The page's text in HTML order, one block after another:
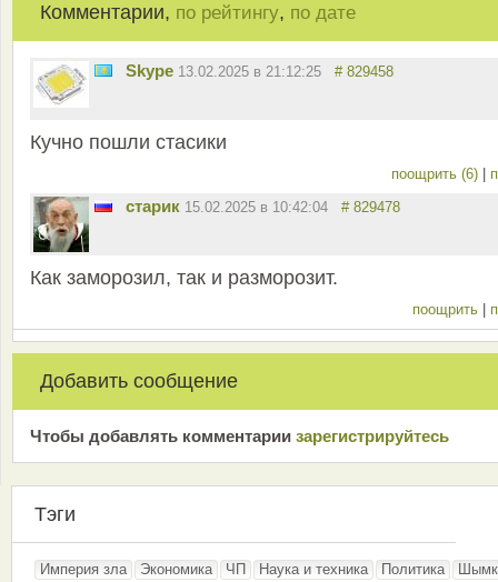
Комментарии, по рейтингу, по дате
Skype 13.02.2025 в 21:12:25 # 829458
Кучно пошли стасики
поощрить (6)
старик 15.02.2025 в 10:42:04 # 829478
Как заморозил, так и разморозит.
поощрить
Добавить сообщение
Чтобы добавлять комментарии зарeгиcтрирyйтeсь
Тэги
Империя зла Экономика ЧП Наука и техника Политика